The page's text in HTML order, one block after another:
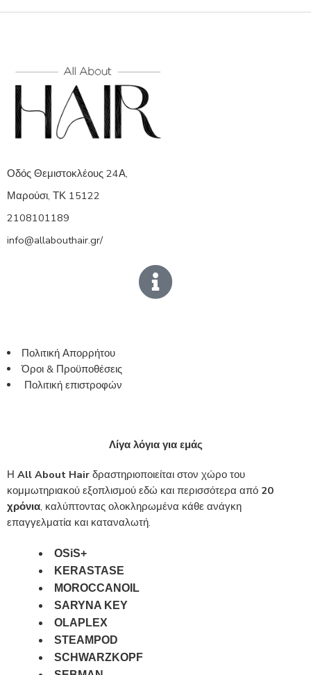
Οδός Θεμιστοκλέους 24Α,
Μαρούσι, ΤΚ 15122
2108101189
info@allabouthair.gr/
Πολιτική Απορρήτου
Όροι & Προϋποθέσεις
Πολιτική επιστροφών
Λίγα λόγια για εμάς
Η All About Hair δραστηριοποιείται στον χώρο του
κομμωτηριακού εξοπλισμού εδώ και περισσότερα από 20
χρόνια, καλύπτοντας ολοκληρωμένα κάθε ανάγκη
επαγγελματία και καταναλωτή.
OSiS+
KERASTASE
MOROCCANOIL
SARYNA KEY
OLAPLEX
STEAMPOD
SCHWARZKOPF